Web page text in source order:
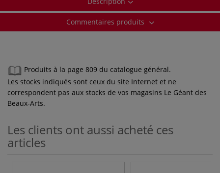
Commentaires produits
Produits à la page 809 du catalogue général.
Les stocks indiqués sont ceux du site Internet et ne
correspondent pas aux stocks de vos magasins Le Géant des
Beaux-Arts.
Les clients ont aussi acheté ces
articles